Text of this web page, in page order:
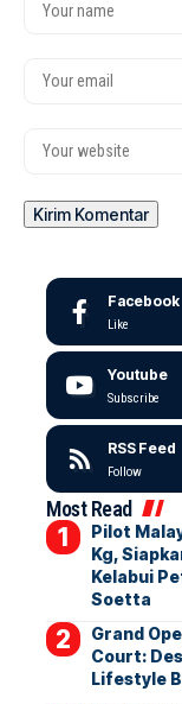
Facebook
Like
Youtube
Subscribe
RSS Feed
Follow
Most Read
Pilot
Kg,
Kelabui
Soetta
Grand
Court:
Lifestyle